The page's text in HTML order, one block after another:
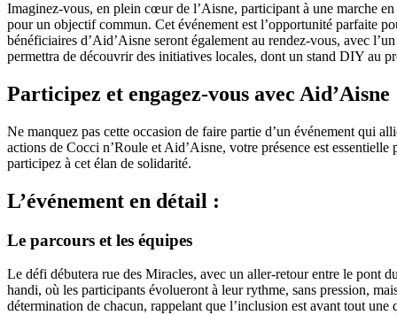
Imaginez-vous, en plein cœur de l’Aisne, participant à une marche
pour un objectif commun. Cet événement est l’opportunité parfaite
bénéficiaires d’Aid’Aisne seront également au rendez-vous, avec
permettra de découvrir des initiatives locales, dont un stand DIY au
Participez et engagez-vous avec Aid’Aisne
Ne manquez pas cette occasion de faire partie d’un événement qui
actions de Cocci n’Roule et Aid’Aisne, votre présence est
participez à cet élan de solidarité.
L’événement en détail :
Le parcours et les équipes
Le défi débutera rue des Miracles, avec un aller-retour entre le pont
handi, où les participants évolueront à leur rythme, sans pression,
détermination de chacun, rappelant que l’inclusion est avant tout